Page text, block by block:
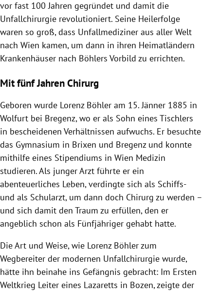
vor fast 100 Jahren gegründet und damit die
Unfallchirurgie revolutioniert. Seine Heilerfolge
waren so groß, dass Unfallmediziner aus aller Welt
nach Wien kamen, um dann in ihren Heimatländern
Krankenhäuser nach Böhlers Vorbild zu errichten.
Mit fünf Jahren Chirurg
Geboren wurde Lorenz Böhler am 15. Jänner 1885 in
Wolfurt bei Bregenz, wo er als Sohn eines Tischlers
in bescheidenen Verhältnissen aufwuchs. Er besuchte
das Gymnasium in Brixen und Bregenz und konnte
mithilfe eines Stipendiums in Wien Medizin
studieren. Als junger Arzt führte er ein
abenteuerliches Leben, verdingte sich als Schiffs-
und als Schularzt, um dann doch Chirurg zu werden –
und sich damit den Traum zu erfüllen, den er
angeblich schon als Fünfjähriger gehabt hatte.
Die Art und Weise, wie Lorenz Böhler zum
Wegbereiter der modernen Unfallchirurgie wurde,
hätte ihn beinahe ins Gefängnis gebracht: Im Ersten
Weltkrieg Leiter eines Lazaretts in Bozen, zeigte der